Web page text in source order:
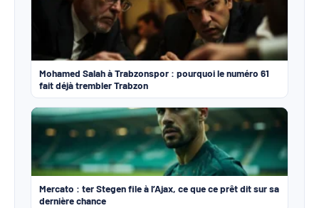
Mohamed Salah à Trabzonspor : pourquoi le numéro 61
fait déjà trembler Trabzon
Mercato : ter Stegen file à l’Ajax, ce que ce prêt dit sur sa
dernière chance